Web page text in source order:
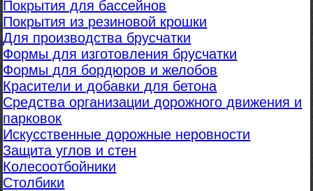
Покрытия для бассейнов
Покрытия из резиновой крошки
Для производства брусчатки
Формы для изготовления брусчатки
Формы для бордюров и желобов
Красители и добавки для бетона
Средства организации дорожного движения и
парковок
Искусственные дорожные неровности
Защита углов и стен
Колесоотбойники
Столбики